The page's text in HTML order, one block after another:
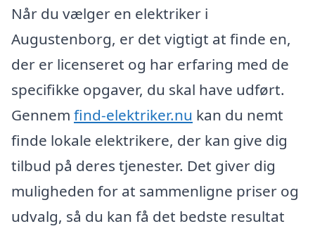
Når du vælger en elektriker i
Augustenborg, er det vigtigt at finde en,
der er licenseret og har erfaring med de
specifikke opgaver, du skal have udført.
Gennem find-elektriker.nu kan du nemt
finde lokale elektrikere, der kan give dig
tilbud på deres tjenester. Det giver dig
muligheden for at sammenligne priser og
udvalg, så du kan få det bedste resultat